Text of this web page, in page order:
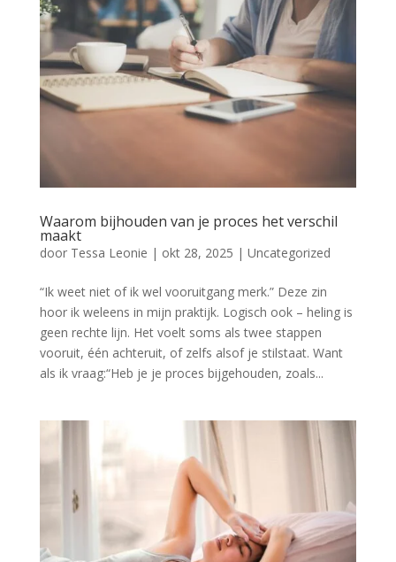
Waarom bijhouden van je proces het verschil
maakt
door Tessa Leonie | okt 28, 2025 | Uncategorized
“Ik weet niet of ik wel vooruitgang merk.” Deze zin
hoor ik weleens in mijn praktijk. Logisch ook – heling is
geen rechte lijn. Het voelt soms als twee stappen
vooruit, één achteruit, of zelfs alsof je stilstaat. Want
als ik vraag:“Heb je je proces bijgehouden, zoals...